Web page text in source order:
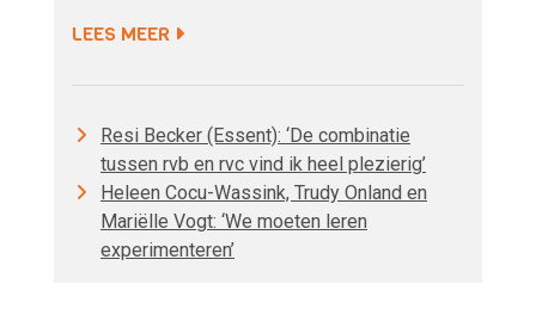
LEES MEER
Resi Becker (Essent): ‘De combinatie
tussen rvb en rvc vind ik heel plezierig’
Heleen Cocu-Wassink, Trudy Onland en
Mariëlle Vogt: ‘We moeten leren
experimenteren’